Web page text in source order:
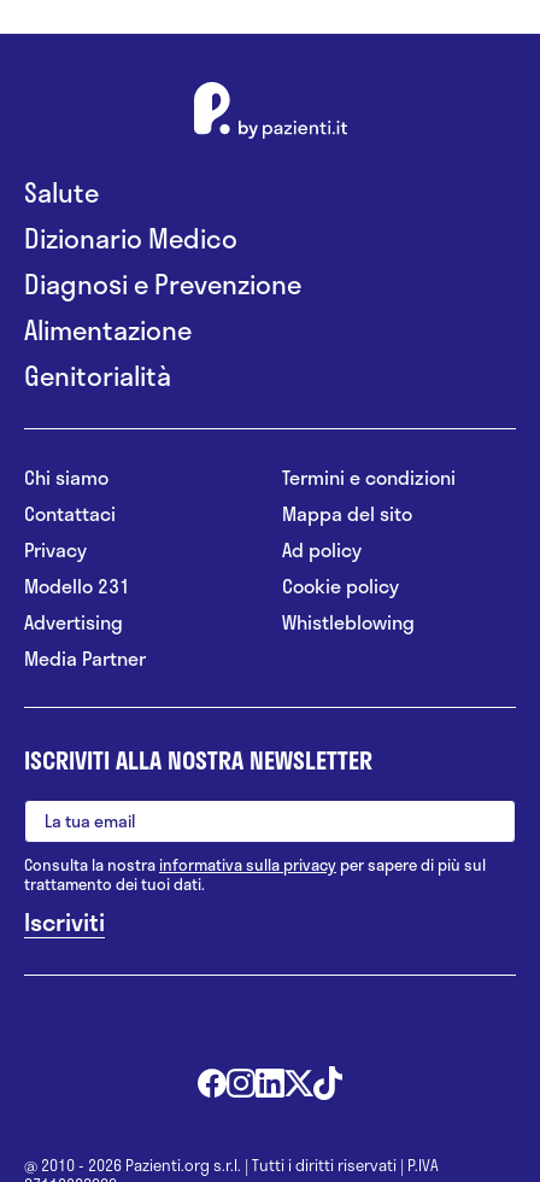
Salute
Dizionario Medico
Diagnosi e Prevenzione
Alimentazione
Genitorialità
Chi siamo
Contattaci
Privacy
Modello 231
Advertising
Media Partner
Termini e condizioni
Mappa del sito
Ad policy
Cookie policy
Whistleblowing
ISCRIVITI ALLA NOSTRA NEWSLETTER
Consulta la nostrainformativa sulla privacy per sapere di più sul
trattamento dei tuoi dati.
@ 2010 - 2026 Pazienti.org s.r.l. | Tutti i diritti riservati | P.IVA